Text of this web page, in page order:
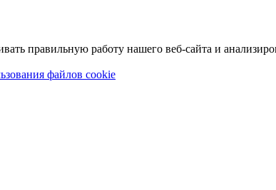
правильную работу нашего веб-сайта и
файлов cookie